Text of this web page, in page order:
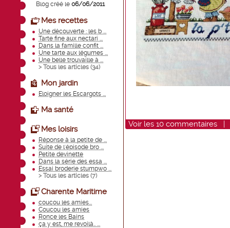
Blog créé le 06/06/2011
Mes recettes
Une découverte : les b ...
Tarte fine aux nectari ...
Dans la famille confit ...
Une tarte aux légumes ...
Une belle trouvaille à ...
> Tous les articles (34)
Mon jardin
Eloigner les Escargots ...
Ma santé
Mes loisirs
Réponse à la petite de ...
Suite de l'épisode bro ...
Petite devinette
Dans la série des essa ...
Essai broderie stumpwo ...
> Tous les articles (7)
Charente Maritime
coucou les amies...
Coucou les amies
Ronce les Bains
ça y est, me revoilà.. ...
Voir les 10 commentaires